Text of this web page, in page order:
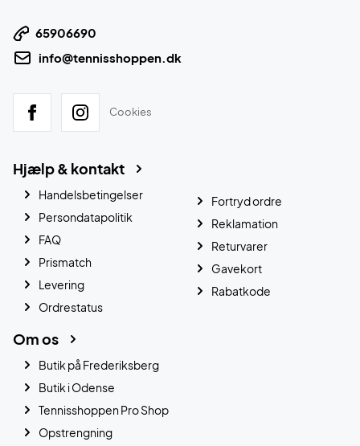
65906690
info@tennisshoppen.dk
Cookies
Hjælp & kontakt
Handelsbetingelser
Persondatapolitik
FAQ
Prismatch
Levering
Ordrestatus
Fortryd ordre
Reklamation
Returvarer
Gavekort
Rabatkode
Om os
Butik på Frederiksberg
Butik i Odense
Tennisshoppen Pro Shop
Opstrengning